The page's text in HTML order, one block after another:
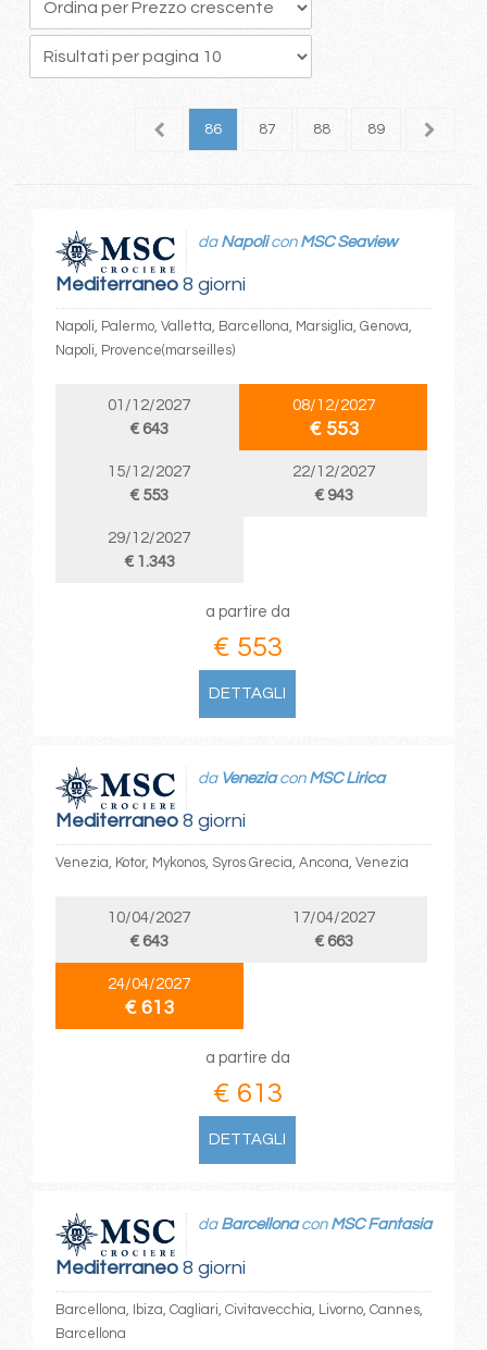
85 86 87 88 89 90
Mediterraneo8 giorni
da Napolicon MSC Seaview
Napoli, Palermo, Valletta, Barcellona, Marsiglia, Genova,
Napoli, Provence(marseilles)
01/12/2027
€ 643
08/12/2027
€ 553
15/12/2027
€ 553
22/12/2027
€ 943
29/12/2027
€ 1.343
a partire da
€ 553
DETTAGLI
Mediterraneo8 giorni
da Veneziacon MSC Lirica
Venezia, Kotor, Mykonos, Syros Grecia, Ancona, Venezia
10/04/2027
€ 643
17/04/2027
€ 663
24/04/2027
€ 613
a partire da
€ 613
DETTAGLI
Mediterraneo8 giorni
da Barcellonacon MSC Fantasia
Barcellona, Ibiza, Cagliari, Civitavecchia, Livorno, Cannes,
Barcellona